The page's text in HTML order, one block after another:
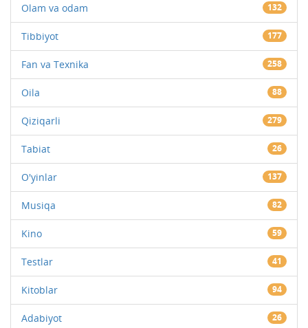
Olam va odam 132
Tibbiyot 177
Fan va Texnika 258
Oila 88
Qiziqarli 279
Tabiat 26
O'yinlar 137
Musiqa 82
Kino 59
Testlar 41
Kitoblar 94
Adabiyot 26